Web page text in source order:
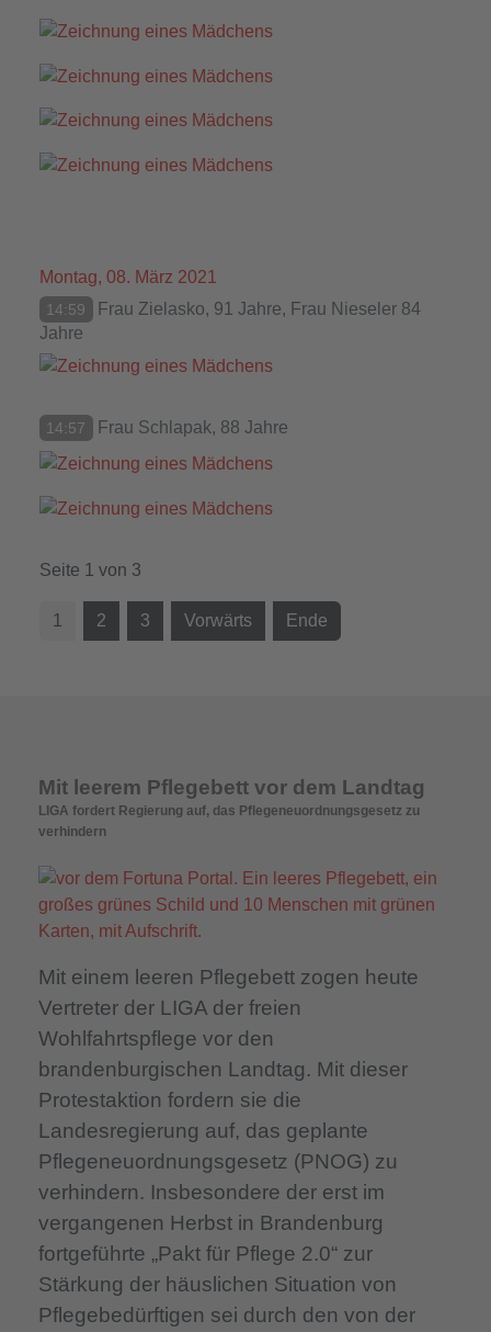
Montag, 08. März 2021
14:59
Frau Zielasko, 91 Jahre, Frau Nieseler 84
Jahre
14:57 Frau Schlapak, 88 Jahre
Seite 1 von 3
1 2 3 Vorwärts Ende
Mit leerem Pflegebett vor dem Landtag
LIGA fordert Regierung auf, das Pflegeneuordnungsgesetz zu
verhindern
Mit einem leeren Pflegebett zogen heute
Vertreter der LIGA der freien
Wohlfahrtspflege vor den
brandenburgischen Landtag. Mit dieser
Protestaktion fordern sie die
Landesregierung auf, das geplante
Pflegeneuordnungsgesetz (PNOG) zu
verhindern. Insbesondere der erst im
vergangenen Herbst in Brandenburg
fortgeführte „Pakt für Pflege 2.0“ zur
Stärkung der häuslichen Situation von
Pflegebedürftigen sei durch den von der